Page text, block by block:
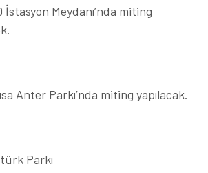
Meydanı’nda miting
Anter Parkı’nda miting yapılacak.
Parkı